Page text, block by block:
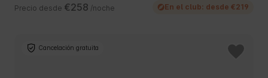
Precio desde €258 /noche En el club: desde €219
Cancelación gratuita